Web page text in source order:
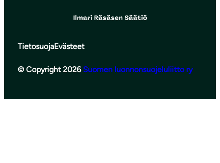
TietosuojaEvästeet
© Copyright 2026 Suomen luonnonsuojeluliitto ry